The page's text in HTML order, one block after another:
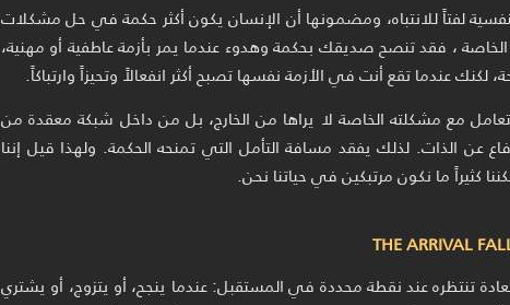
لفتاً للانتباه، ومضمونها أن الإنسان يكون أكثر حكمة في حل مشكلات
، فقد تنصح صديقك بحكمة وهدوء عندما يمر بأزمة عاطفية أو مهنية،
لكنك عندما تقع أنت في الأزمة نفسها تصبح أكثر انفعالاً وتحيزاً وارتباكاً.
مع مشكلته الخاصة لا يراها من الخارج، بل من داخل شبكة معقدة من
عن الذات. لذلك يفقد مسافة التأمل التي تمنحه الحكمة. ولهذا قيل إننا
كثيراً ما نكون مرتبكين في حياتنا نحن.
تنتظره عند نقطة محددة في المستقبل: عندما ينجح، أو يتزوج، أو يشتري